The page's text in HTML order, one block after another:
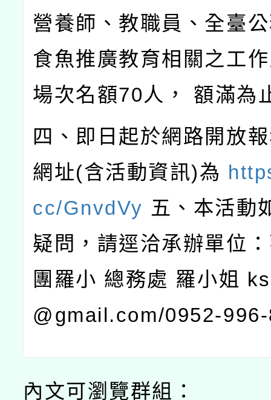
營養師、教職員、全臺
食魚推廣教育相關之工
場次名額70人， 額滿為
四、即日起於網路開放
網址(含活動資訊)為
cc/GnvdVy 五、本活動
疑問，請逕洽承辦單位
團羅小 總務處 羅小姐
@gmail.com/0952-
內文可瀏覽群組：